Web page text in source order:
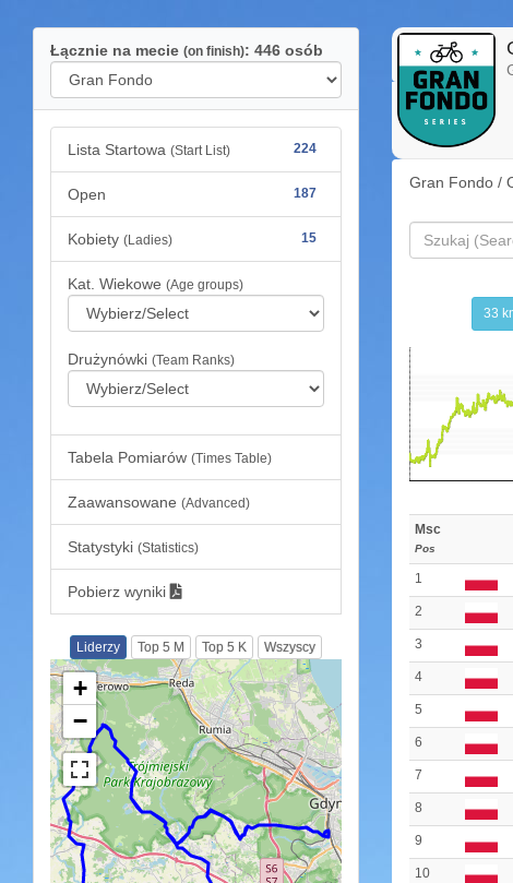
Łącznie na mecie (on finish): 446 osób
Lista Startowa (Start List) 224
Open 187
Kobiety (Ladies) 15
Kat. Wiekowe (Age groups)
Drużynówki (Team Ranks)
Tabela Pomiarów (Times Table)
Zaawansowane (Advanced)
Statystyki (Statistics)
Pobierz wyniki
Liderzy Top 5 M Top 5 K Wszyscy
+
−
Gran Fondo /
33
Msc
Pos
1
2
3
4
5
6
7
8
9
10